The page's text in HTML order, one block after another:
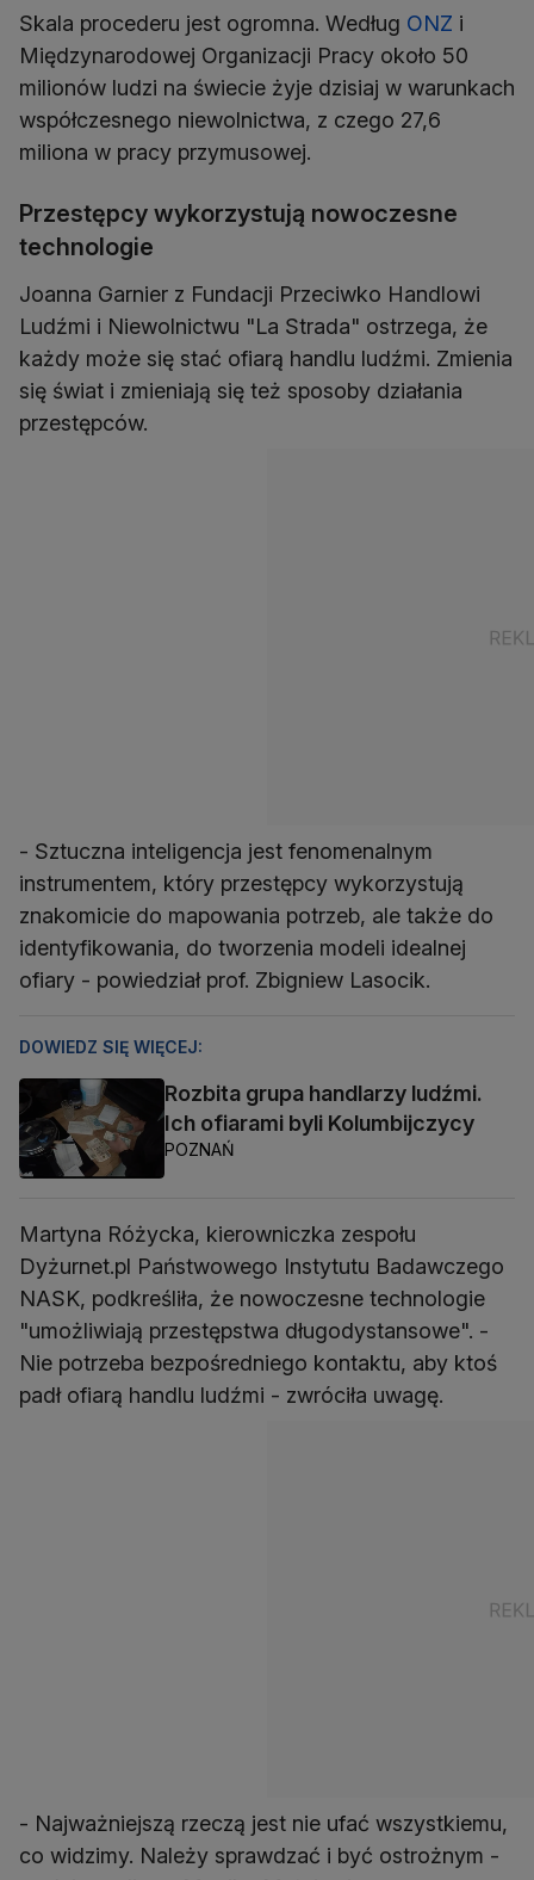
Skala procederu jest ogromna. Według ONZ i
Międzynarodowej Organizacji Pracy około 50
milionów ludzi na świecie żyje dzisiaj w warunkach
współczesnego niewolnictwa, z czego 27,6
miliona w pracy przymusowej.
Przestępcy wykorzystują nowoczesne
technologie
Joanna Garnier z Fundacji Przeciwko Handlowi
Ludźmi i Niewolnictwu "La Strada" ostrzega, że
każdy może się stać ofiarą handlu ludźmi. Zmienia
się świat i zmieniają się też sposoby działania
przestępców.
- Sztuczna inteligencja jest fenomenalnym
instrumentem, który przestępcy wykorzystują
znakomicie do mapowania potrzeb, ale także do
identyfikowania, do tworzenia modeli idealnej
ofiary - powiedział prof. Zbigniew Lasocik.
DOWIEDZ SIĘ WIĘCEJ:
Rozbita grupa handlarzy ludźmi.
Ich ofiarami byli Kolumbijczycy
POZNAŃ
Martyna Różycka, kierowniczka zespołu
Dyżurnet.pl Państwowego Instytutu Badawczego
NASK, podkreśliła, że nowoczesne technologie
"umożliwiają przestępstwa długodystansowe". -
Nie potrzeba bezpośredniego kontaktu, aby ktoś
padł ofiarą handlu ludźmi - zwróciła uwagę.
- Najważniejszą rzeczą jest nie ufać wszystkiemu,
co widzimy. Należy sprawdzać i być ostrożnym -